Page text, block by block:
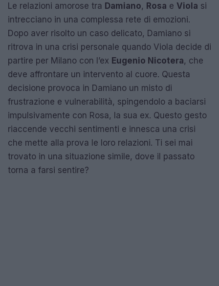
Le relazioni amorose tra Damiano, Rosa e Viola si
intrecciano in una complessa rete di emozioni.
Dopo aver risolto un caso delicato, Damiano si
ritrova in una crisi personale quando Viola decide di
partire per Milano con l’ex Eugenio Nicotera, che
deve affrontare un intervento al cuore. Questa
decisione provoca in Damiano un misto di
frustrazione e vulnerabilità, spingendolo a baciarsi
impulsivamente con Rosa, la sua ex. Questo gesto
riaccende vecchi sentimenti e innesca una crisi
che mette alla prova le loro relazioni. Ti sei mai
trovato in una situazione simile, dove il passato
torna a farsi sentire?